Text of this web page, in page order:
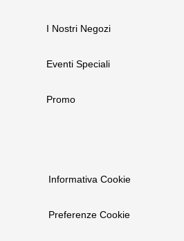
I Nostri Negozi
Eventi Speciali
Promo
Informativa Cookie
Preferenze Cookie